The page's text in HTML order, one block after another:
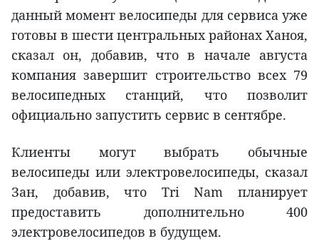
данный момент велосипеды для сервиса уже
готовы в шести центральных районах Ханоя,
сказал он, добавив, что в начале августа
компания завершит строительство всех 79
велосипедных станций, что позволит
официально запустить сервис в сентябре.
Клиенты могут выбрать обычные
велосипеды или электровелосипеды, сказал
Зан, добавив, что Tri Nam планирует
предоставить дополнительно 400
электровелосипедов в будущем.